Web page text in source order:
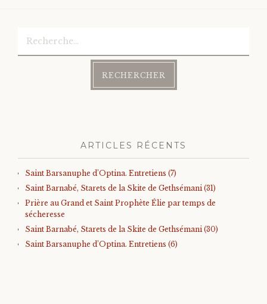
ARTICLES RÉCENTS
Saint Barsanuphe d’Optina. Entretiens (7)
Saint Barnabé, Starets de la Skite de Gethsémani (31)
Prière au Grand et Saint Prophète Élie par temps de
sécheresse
Saint Barnabé, Starets de la Skite de Gethsémani (30)
Saint Barsanuphe d’Optina. Entretiens (6)